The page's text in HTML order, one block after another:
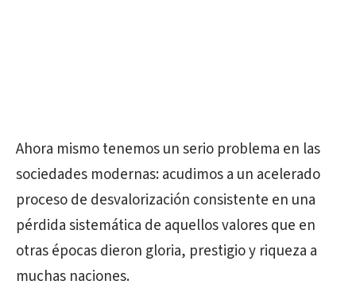
Ahora mismo tenemos un serio problema en las
sociedades modernas: acudimos a un acelerado
proceso de desvalorización consistente en una
pérdida sistemática de aquellos valores que en
otras épocas dieron gloria, prestigio y riqueza a
muchas naciones.